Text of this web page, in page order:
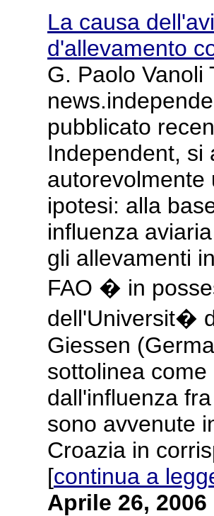
La causa
d'allevamento
G. Paolo Vanoli
pubblicato
Independent, si
autorevolmente
ipotesi: alla
influenza
gli allevamenti
FAO � in
dell'Universit�
Giessen
sottolinea
dall'influenza
sono avvenute
Croazia in
[continua a
Aprile 26, 2006